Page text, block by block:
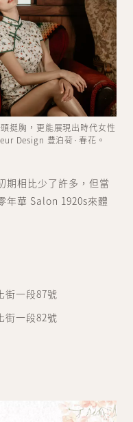
挺胸，更能展現出時代女性
Design 豊泊荷·春花。
期相比少了許多，但當
年華 Salon 1920s來體
街一段87號
街一段82號